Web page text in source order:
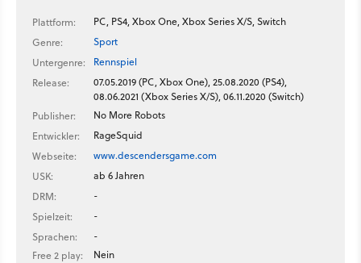
Plattform:
PC, PS4, Xbox One, Xbox Series X/S, Switch
Genre:
Sport
Untergenre:
Rennspiel
Release:
07.05.2019 (PC, Xbox One), 25.08.2020 (PS4),
08.06.2021 (Xbox Series X/S), 06.11.2020 (Switch)
Publisher:
No More Robots
Entwickler:
RageSquid
Webseite:
www.descendersgame.com
USK:
ab 6 Jahren
DRM:
-
Spielzeit:
-
Sprachen:
-
Free 2 play:
Nein